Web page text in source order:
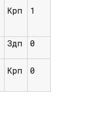
Крп 1
Здп 0
Крп 0